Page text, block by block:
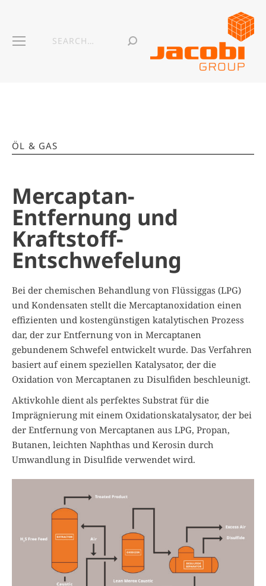
ÖL & GAS
Mercaptan-
Entfernung und
Kraftstoff-
Entschwefelung
Bei der chemischen Behandlung von Flüssiggas (LPG)
und Kondensaten stellt die Mercaptanoxidation einen
effizienten und kostengünstigen katalytischen Prozess
dar, der zur Entfernung von in Mercaptanen
gebundenem Schwefel entwickelt wurde. Das Verfahren
basiert auf einem speziellen Katalysator, der die
Oxidation von Mercaptanen zu Disulfiden beschleunigt.
Aktivkohle dient als perfektes Substrat für die
Imprägnierung mit einem Oxidationskatalysator, der bei
der Entfernung von Mercaptanen aus LPG, Propan,
Butanen, leichten Naphthas und Kerosin durch
Umwandlung in Disulfide verwendet wird.